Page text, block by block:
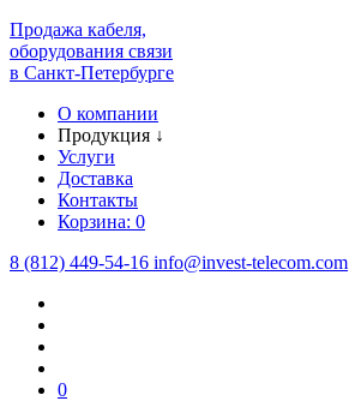
Продажа кабеля,
оборудования связи
в Санкт-Петербурге
О компании
Продукция ↓
Услуги
Доставка
Контакты
Корзина: 0
8 (812) 449-54-16 info@invest-telecom.com
0